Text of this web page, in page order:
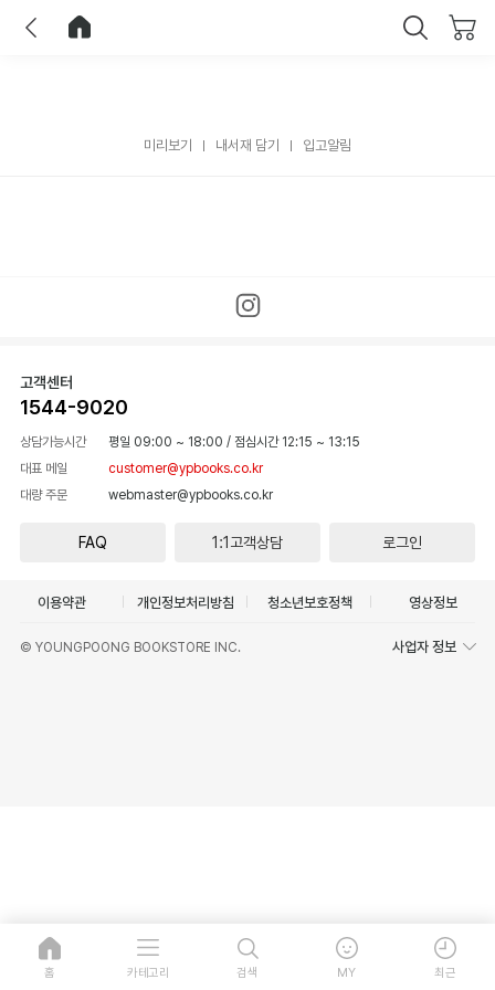
미리보기 내서재 담기 입고알림
고객센터
1544-9020
상담가능시간 평일 09:00 ~ 18:00 / 점심시간 12:15 ~ 13:15
대표 메일
customer@ypbooks.co.kr
대량 주문
webmaster@ypbooks.co.kr
FAQ 1:1고객상담 로그인
이용약관 개인정보처리방침 청소년보호정책 영상정보
© YOUNGPOONG BOOKSTORE INC. 사업자 정보
홈 카테고리 검색 MY 최근